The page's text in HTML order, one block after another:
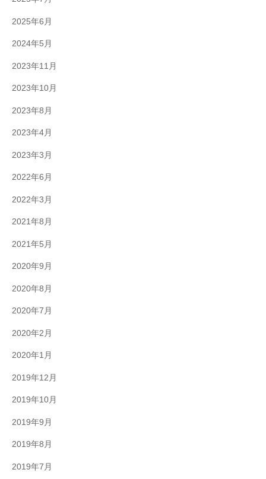
2025年6月
2024年5月
2023年11月
2023年10月
2023年8月
2023年4月
2023年3月
2022年6月
2022年3月
2021年8月
2021年5月
2020年9月
2020年8月
2020年7月
2020年2月
2020年1月
2019年12月
2019年10月
2019年9月
2019年8月
2019年7月